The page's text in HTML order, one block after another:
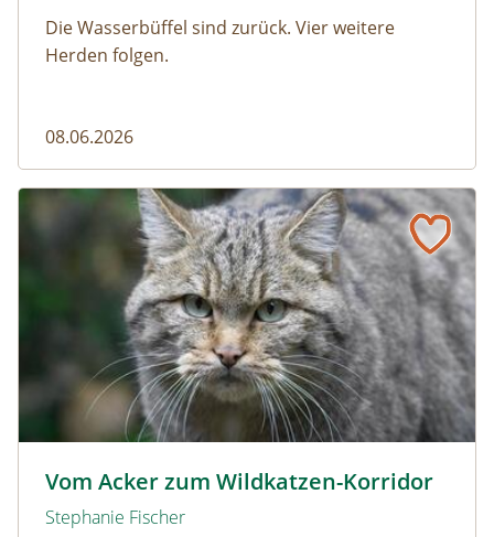
Die Wasserbüffel sind zurück. Vier weitere
Herden folgen.
08.06.2026
Vom Acker zum Wildkatzen-Korridor
Stephanie Fischer
Vom Acker zum Wildkatzen-Korridor